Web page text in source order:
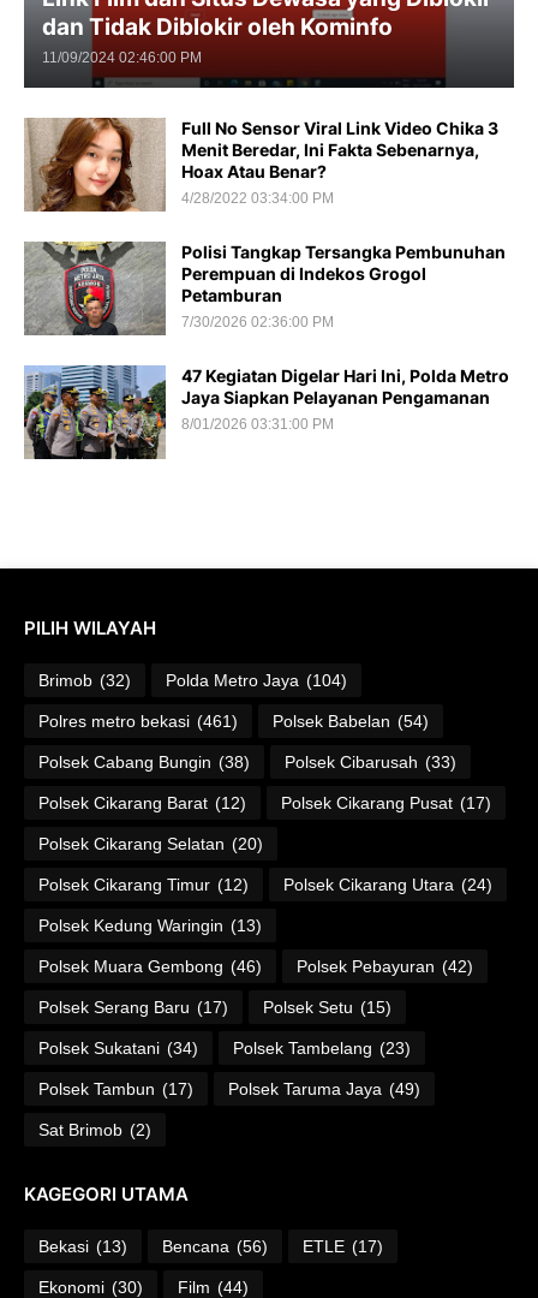
dan Tidak Diblokir oleh Kominfo
11/09/2024 02:46:00 PM
Full No Sensor Viral Link Video Chika 3
Menit Beredar, Ini Fakta Sebenarnya,
Hoax Atau Benar?
4/28/2022 03:34:00 PM
Polisi Tangkap Tersangka Pembunuhan
Perempuan di Indekos Grogol
Petamburan
7/30/2026 02:36:00 PM
47 Kegiatan Digelar Hari Ini, Polda Metro
Jaya Siapkan Pelayanan Pengamanan
8/01/2026 03:31:00 PM
PILIH WILAYAH
Brimob (32) Polda Metro Jaya (104)
Polres metro bekasi (461) Polsek Babelan (54)
Polsek Cabang Bungin (38) Polsek Cibarusah (33)
Polsek Cikarang Barat (12) Polsek Cikarang Pusat (17)
Polsek Cikarang Selatan (20)
Polsek Cikarang Timur (12) Polsek Cikarang Utara (24)
Polsek Kedung Waringin (13)
Polsek Muara Gembong (46) Polsek Pebayuran (42)
Polsek Serang Baru (17) Polsek Setu (15)
Polsek Sukatani (34) Polsek Tambelang (23)
Polsek Tambun (17) Polsek Taruma Jaya (49)
Sat Brimob (2)
KAGEGORI UTAMA
Bekasi (13) Bencana (56) ETLE (17)
Ekonomi (30) Film (44)